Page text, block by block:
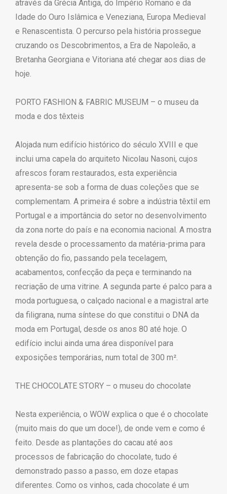
através da Grécia Antiga, do Império Romano e da
Idade do Ouro Islâmica e Veneziana, Europa Medieval
e Renascentista. O percurso pela história prossegue
cruzando os Descobrimentos, a Era de Napoleão, a
Bretanha Georgiana e Vitoriana até chegar aos dias de
hoje.
PORTO FASHION & FABRIC MUSEUM – o museu da
moda e dos têxteis
Alojada num edifício histórico do século XVIII e que
inclui uma capela do arquiteto Nicolau Nasoni, cujos
afrescos foram restaurados, esta experiência
apresenta-se sob a forma de duas coleções que se
complementam. A primeira é sobre a indústria têxtil em
Portugal e a importância do setor no desenvolvimento
da zona norte do país e na economia nacional. A mostra
revela desde o processamento da matéria-prima para
obtenção do fio, passando pela tecelagem,
acabamentos, confecção da peça e terminando na
recriação de uma vitrine. A segunda parte é palco para a
moda portuguesa, o calçado nacional e a magistral arte
da filigrana, numa síntese do que constitui o DNA da
moda em Portugal, desde os anos 80 até hoje. O
edifício inclui ainda uma área disponível para
exposições temporárias, num total de 300 m².
THE CHOCOLATE STORY – o museu do chocolate
Nesta experiência, o WOW explica o que é o chocolate
(muito mais do que um doce!), de onde vem e como é
feito. Desde as plantações do cacau até aos
processos de fabricação do chocolate, tudo é
demonstrado passo a passo, em doze etapas
diferentes. Como os vinhos, cada chocolate é um